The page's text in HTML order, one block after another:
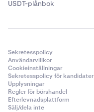
USDT-plånbok
Sekretesspolicy
Användarvillkor
Cookieinställningar
Sekretesspolicy för kandidater
Upplysningar
Regler för börshandel
Efterlevnadsplattform
Sälj/dela inte